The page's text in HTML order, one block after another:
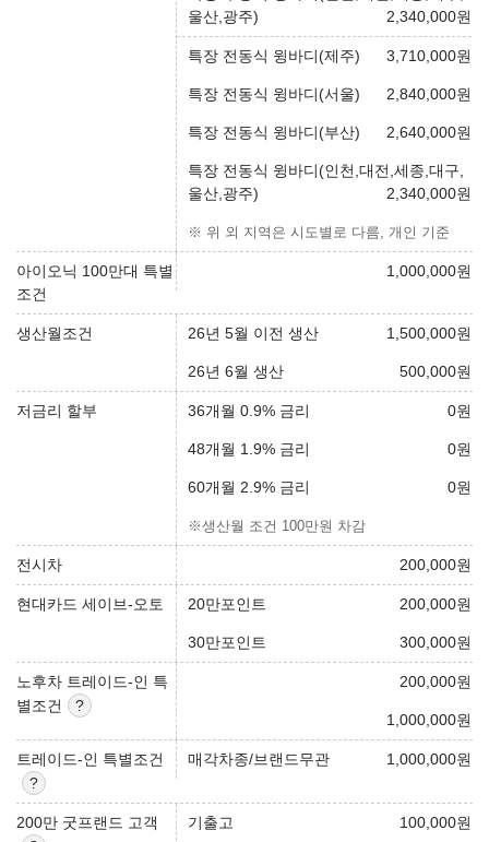
울산,광주)
2,340,000원
특장 전동식 윙바디(제주) 3,710,000원
특장 전동식 윙바디(서울) 2,840,000원
특장 전동식 윙바디(부산) 2,640,000원
특장 전동식 윙바디(인천,대전,세종,대구,
울산,광주)
2,340,000원
※ 위 외 지역은 시도별로 다름, 개인 기준
아이오닉 100만대 특별
조건
1,000,000원
생산월조건 26년 5월 이전 생산 1,500,000원
26년 6월 생산 500,000원
저금리 할부 36개월 0.9% 금리 0원
48개월 1.9% 금리 0원
60개월 2.9% 금리 0원
※생산월 조건 100만원 차감
전시차 200,000원
현대카드 세이브-오토 20만포인트 200,000원
30만포인트 300,000원
노후차 트레이드-인 특
별조건
200,000원
1,000,000원
트레이드-인 특별조건 매각차종/브랜드무관 1,000,000원
200만 굿프랜드 고객 기출고 100,000원